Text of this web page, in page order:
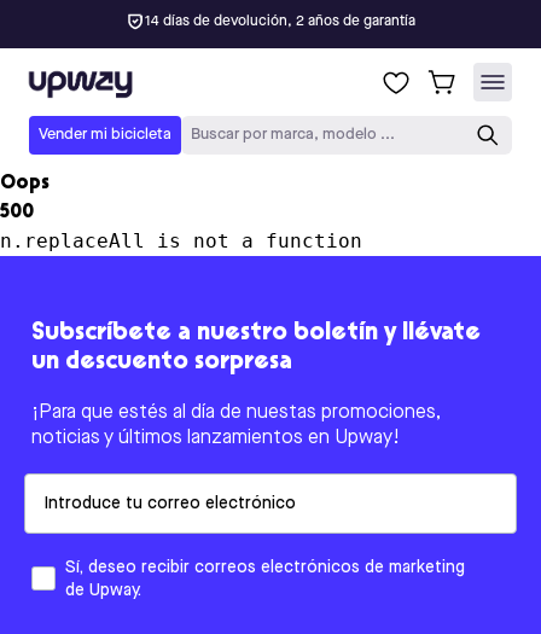
14 días de devolución, 2 años de garantía
Upway
Vender mi bicicleta Buscar por marca, modelo ...
Oops
500
n.replaceAll is not a function
Subscríbete a nuestro boletín y llévate
un descuento sorpresa
¡Para que estés al día de nuestas promociones,
noticias y últimos lanzamientos en Upway!
Sí, deseo recibir correos electrónicos de marketing
de Upway.